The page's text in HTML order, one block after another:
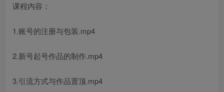
课程内容：
1.账号的注册与包装.mp4
2.新号起号作品的制作.mp4
3.引流方式与作品置顶.mp4